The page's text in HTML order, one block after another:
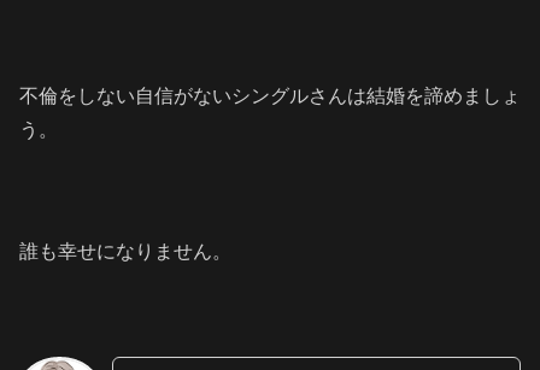
不倫をしない自信がないシングルさんは結婚を諦めましょ
う。
誰も幸せになりません。